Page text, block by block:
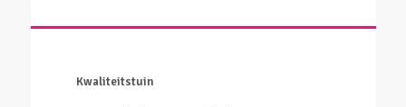
Kwaliteitstuin